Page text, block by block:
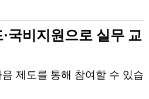
국비지원으로 실무 교
제도를 통해 참여할 수 있습